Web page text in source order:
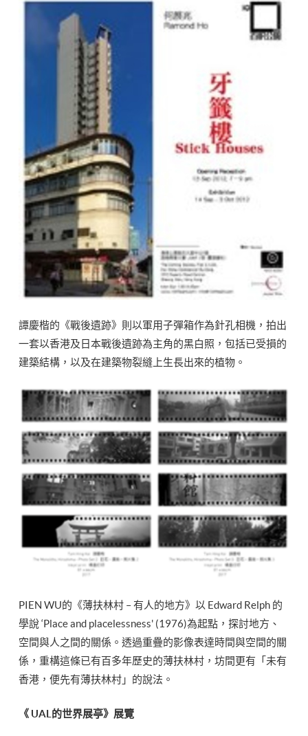
譚慶楷的《戰後遺跡》則以軍用子彈箱作為針孔相機，拍出
一套以香港及日本戰後遺跡為主角的黑白照，包括已受損的
建築結構，以及在建築物裂縫上生長出來的植物。
PIEN WU的《薄扶林村 – 有人的地方》以 Edward Relph 的
學說 ‘Place and placelessness' (1976)為起點，探討地方、
空間與人之間的關係。透過重疊的影像表達時間與空間的關
係，重構這條已有百多年歷史的薄扶林村，坊間更有「未有
香港，便先有薄扶林村」的說法。
《 UAL的世界展亭》展覽